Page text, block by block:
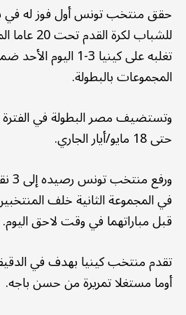
حقق منتخب تونس أول فوز له في
للشباب
تغلبه على كينيا 3-1
المجموعات بالبطولة.
حتى 18 مايو/أيار الجاري.
في المجموعة الثانية خلف
قبل مباراتهما في وقت لاحق اليوم.
أوما مستغلا تمريرة من حسن باجه.